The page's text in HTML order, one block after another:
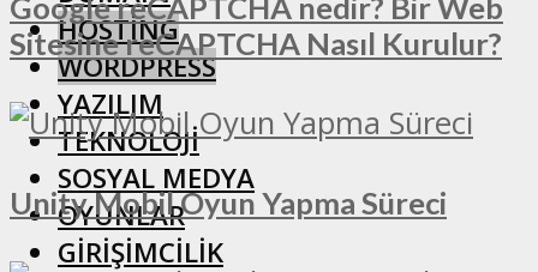
HOSTING
WORDPRESS
YAZILIM
TEKNOLOJI
SOSYAL MEDYA
OYUNLAR
GIRIŞIMCILIK
Sitesine reCAPTCHA Nasıl Kurulur?
Unity Mobil Oyun Yapma Süreci